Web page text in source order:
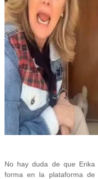
No hay duda de que Erika
forma en la plataforma